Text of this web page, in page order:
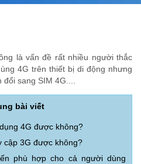
là vấn đề rất nhiều người thắc
4G trên thiết bị di động nhưng
sang SIM 4G....
bài viết
4G được không?
cập 3G được không?
phù hợp cho cả người dùng